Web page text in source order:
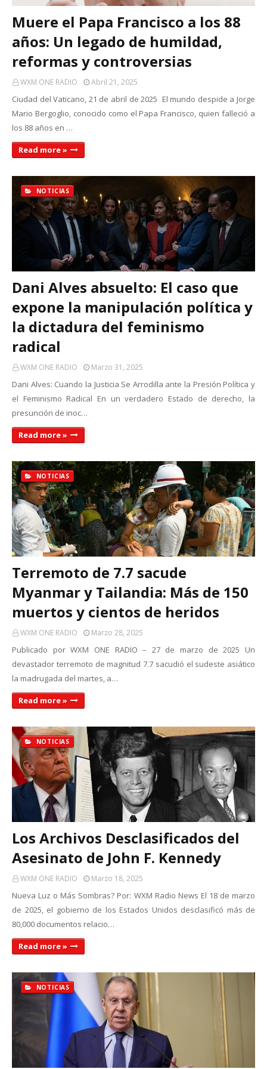
Muere el Papa Francisco a los 88
años: Un legado de humildad,
reformas y controversias
WXM ONE RADIO Abril 21, 2025
Ciudad del Vaticano, 21 de abril de 2025 El mundo despide a Jorge
Mario Bergoglio, conocido como el Papa Francisco, quien falleció a
los 88 años en …
Read more »
NOTICIAS
Dani Alves absuelto: El caso que
expone la manipulación política y
la dictadura del feminismo
radical
WXM ONE RADIO Marzo 31, 2025
Dani Alves: Cuando la Justicia Se Arrodilla ante la Presión Política y
el Feminismo Radical En un verdadero Estado de derecho, la
presunción de inoc…
Read more »
NOTICIAS
Terremoto de 7.7 sacude
Myanmar y Tailandia: Más de 150
muertos y cientos de heridos
WXM ONE RADIO Marzo 28, 2025
Publicado por WXM ONE RADIO – 27 de marzo de 2025 Un
devastador terremoto de magnitud 7.7 sacudió el sudeste asiático
la madrugada del martes, a…
Read more »
NOTICIAS
Los Archivos Desclasificados del
Asesinato de John F. Kennedy
WXM ONE RADIO Marzo 18, 2025
Nueva Luz o Más Sombras? Por: WXM Radio News El 18 de marzo
de 2025, el gobierno de los Estados Unidos desclasificó más de
80,000 documentos relacio…
Read more »
NOTICIAS